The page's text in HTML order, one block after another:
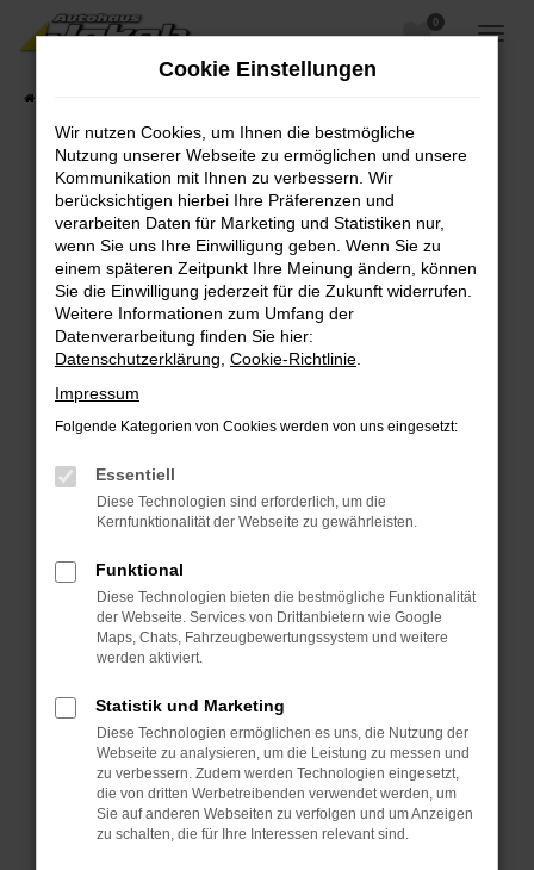
Zum
Hauptinhalt
0
Fehler: Network Error
Beim Laden ist ein Fehler aufgetreten.
Hier sind ein paar Tipps, die dir helfen können:
Überprüfe deine Firewall und deine
Internetverbindung.
Laden andere Webseiten, zum Beispiel deine
Suchmaschine?
Prüfe deine Browsererweiterungen.
Manche Erweiterungen, wie Werbeblocker,
können das Laden bestimmter Seiten
verhindern. Funktioniert die Seite in einem
Fenster?
Starte dein Gerät neu.
Das kann manchmal helfen, vorübergehende
Probleme zu beheben.
Betriebssystem auf dem neuesten Stand
sind.
Veraltete Software birgt nicht nur ein
Sicherheitsrisiko, sondern kann auch dazu
führen, dass bestimmte Funktionen nicht mehr
unterstützt werden.
Cookie Einstellungen
Wir nutzen Cookies, um Ihnen die bestmögliche
Nutzung unserer Webseite zu ermöglichen und unsere
Kommunikation mit Ihnen zu verbessern. Wir
berücksichtigen hierbei Ihre Präferenzen und
verarbeiten Daten für Marketing und Statistiken nur,
wenn Sie uns Ihre Einwilligung geben. Wenn Sie zu
einem späteren Zeitpunkt Ihre Meinung ändern, können
Sie die Einwilligung jederzeit für die Zukunft widerrufen.
Weitere Informationen zum Umfang der
Datenverarbeitung finden Sie hier:
Datenschutzerklärung Cookie-Richtlinie
Impressum
Folgende Kategorien von Cookies werden von uns eingesetzt:
Essentiell
Diese Technologien sind erforderlich, um die
Kernfunktionalität der Webseite zu gewährleisten.
Funktional
Diese Technologien bieten die bestmögliche Funktionalität
der Webseite. Services von Drittanbietern wie Google
Maps, Chats, Fahrzeugbewertungssystem und weitere
werden aktiviert.
Statistik und Marketing
Diese Technologien ermöglichen es uns, die Nutzung der
Webseite zu analysieren, um die Leistung zu messen und
zu verbessern. Zudem werden Technologien eingesetzt,
die von dritten Werbetreibenden verwendet werden, um
Sie auf anderen Webseiten zu verfolgen und um Anzeigen
zu schalten, die für Ihre Interessen relevant sind.